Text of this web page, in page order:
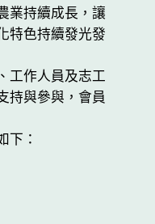
業持續成長，讓
特色持續發光發
工作人員及志工
持與參與，會員
下：